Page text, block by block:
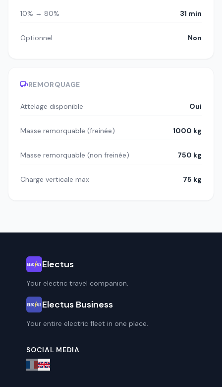
10% → 80% 31 min
Optionnel Non
REMORQUAGE
Attelage disponible Oui
Masse remorquable (freinée) 1000 kg
Masse remorquable (non freinée) 750 kg
Charge verticale max 75 kg
Electus
Your electric travel companion.
Electus Business
Your entire electric fleet in one place.
SOCIAL MEDIA